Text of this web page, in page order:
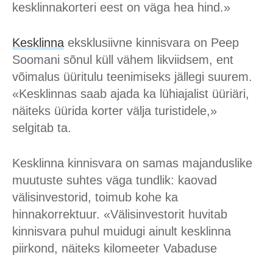
kesklinnakorteri eest on väga hea hind.»
Kesklinna eksklusiivne kinnisvara on Peep
Soomani sõnul küll vähem likviidsem, ent
võimalus üüritulu teenimiseks jällegi suurem.
«Kesklinnas saab ajada ka lühiajalist üüriäri,
näiteks üürida korter välja turistidele,»
selgitab ta.
Kesklinna kinnisvara on samas majanduslike
muutuste suhtes väga tundlik: kaovad
välisinvestorid, toimub kohe ka
hinnakorrektuur. «Välisinvestorit huvitab
kinnisvara puhul muidugi ainult kesklinna
piirkond, näiteks kilomeeter Vabaduse